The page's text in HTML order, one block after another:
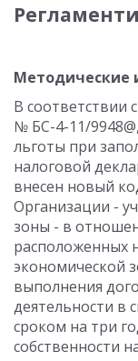
Методические
В соответствии
№ БС-4-11/
льготы при
налоговой
внесен новый
Организации -
зоны - в
расположенных
экономической
выполнения
деятельности в
сроком на три
собственности